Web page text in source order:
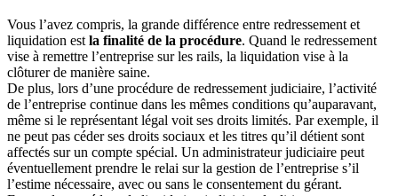
Vous l’avez compris, la grande différence entre redressement et
liquidation est la finalité de la procédure. Quand le redressement
vise à remettre l’entreprise sur les rails, la liquidation vise à la
clôturer de manière saine.
De plus, lors d’une procédure de redressement judiciaire, l’activité
de l’entreprise continue dans les mêmes conditions qu’auparavant,
même si le représentant légal voit ses droits limités. Par exemple, il
ne peut pas céder ses droits sociaux et les titres qu’il détient sont
affectés sur un compte spécial. Un administrateur judiciaire peut
éventuellement prendre le relai sur la gestion de l’entreprise s’il
l’estime nécessaire, avec ou sans le consentement du gérant.